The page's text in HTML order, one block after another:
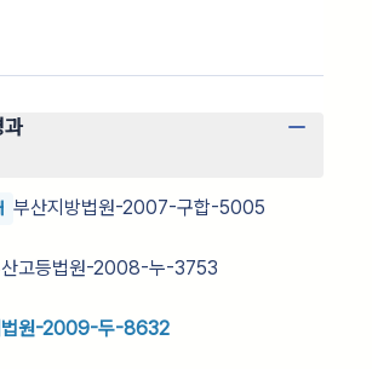
과
부산지방법원-2007-구합-5005
고등법원-2008-누-3753
법원-2009-두-8632